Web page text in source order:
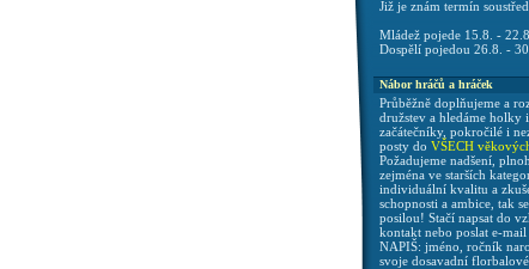
Již je znám termín
Mládež pojede 15.8. - 22.8.
Dospělí pojedou 26.8. -
Nábor hráčů a hráček
Průběžně doplňujeme a
družstev a hledáme holky
začátečníky, pokročilé i
posty do VŠECH
Požadujeme nadšení,
zejména ve starších
individuální kvalitu a
schopnosti a ambice, tak
posilou! Stačí napsat do
kontakt nebo poslat e-mail
NAPIŠ: jméno, ročník
svoje dosavadní